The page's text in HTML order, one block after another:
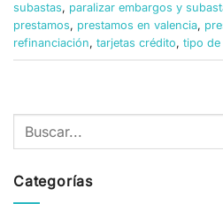
subastas, paralizar embargos y
prestamos, prestamos en valencia,
refinanciación, tarjetas crédito, tipo de
Categorías